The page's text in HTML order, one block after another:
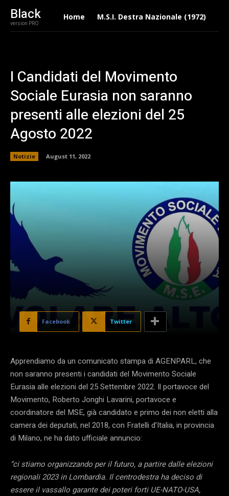
Black
version PRO
Home M.S.I. Destra Nazionale (1972)
I Candidati del Movimento
Sociale Eurasia non saranno
presenti alle elezioni del 25
Agosto 2022
Notizie August 11, 2022
Facebook Twitter
Apprendiamo da un comunicato stampa di AGENPARL, che
non saranno presenti i candidati del Movimento Sociale
Eurasia alle elezioni del 25 Settembre 2022. Il portavoce del
Movimento, Roberto Jonghi Lavarini, portavoce e
coordinatore del MSE, già candidato e primo dei non eletti alla
camera dei deputati, nel 2018, con Fratelli d’Italia, in provincia
di Milano, ne ha dato ufficiale annuncio:
“ci stiamo organizzando per il futuro, a partire dalle elezioni
regionali 2023 in Lombardia. Il centrodestra ha deciso di
essere il vassallo garante dei poteri forti UE-NATO-USA,